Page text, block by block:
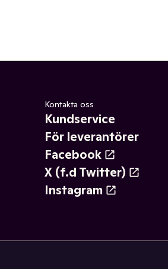
Kontakta oss
Kundservice
För leverantörer
Facebook
X (f.d Twitter)
Instagram